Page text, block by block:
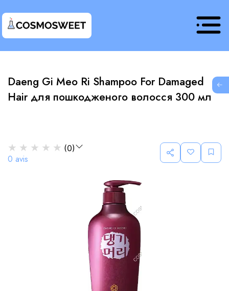
Daeng Gi Meo Ri Shampoo For Damaged
Hair для пошкодженого волосся 300 мл
★ ★ ★ ★ ★ (0)
0 avis